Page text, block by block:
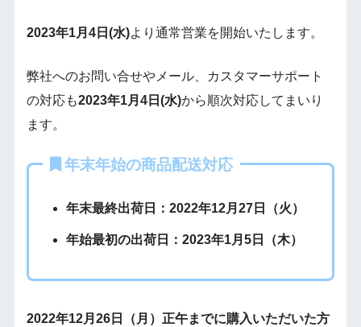
2023年1月4日(水)より通常営業を開始いたします。
弊社へのお問い合せやメール、カスタマーサポート
の対応も2023年1月4日(水)から順次対応してまいり
ます。
年末年始の商品配送対応
年末最終出荷日：2022年12月27日（火）
年始最初の出荷日：2023年1月5日（木）
2022年12月26日（月）正午までに購入いただいた方